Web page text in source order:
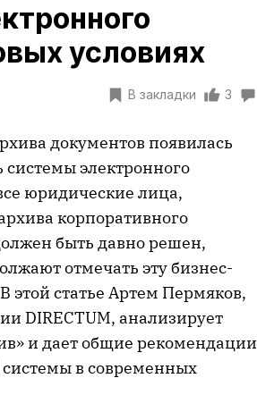
условиях
В закладки 3
документов появилась
системы электронного
юридические лица,
корпоративного
быть давно решен,
отмечать эту бизнес-
этой статье Артем Пермяков,
DIRECTUM, анализирует
и дает общие рекомендации
системы в современных